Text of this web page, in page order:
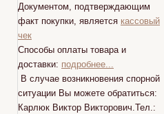
Документом, подтверждающим
факт покупки, является кассовый
чек
Способы оплаты товара и
доставки: подробнее...
В случае возникновения спорной
ситуации Вы можете обратиться:
Карлюк Виктор Викторович.Тел.: